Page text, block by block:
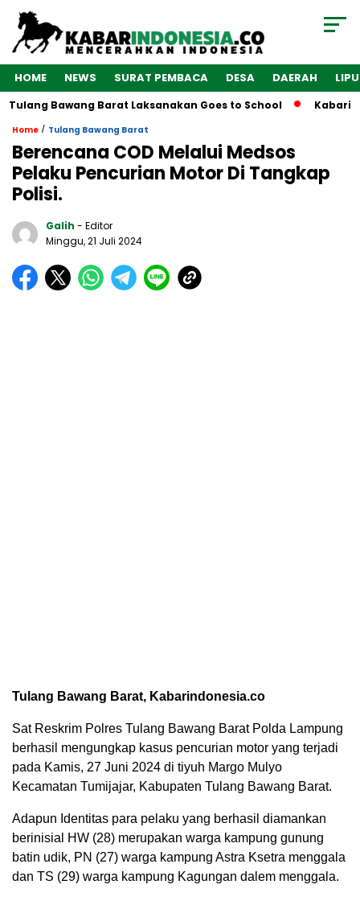
HOME NEWS SURAT PEMBACA DESA DAERAH
Bawang Barat Laksanakan Goes to School
Home / Tulang Bawang Barat
Berencana COD Melalui Medsos
Pelaku Pencurian Motor Di Tangkap
Polisi.
Galih - Editor
Minggu, 21 Juli 2024
Tulang Bawang Barat, Kabarindonesia.co
Sat Reskrim Polres Tulang Bawang Barat Polda Lampung
berhasil mengungkap kasus pencurian motor yang terjadi
pada Kamis, 27 Juni 2024 di tiyuh Margo Mulyo
Kecamatan Tumijajar, Kabupaten Tulang Bawang Barat.
Adapun Identitas para pelaku yang berhasil diamankan
berinisial HW (28) merupakan warga kampung gunung
batin udik, PN (27) warga kampung Astra Ksetra menggala
dan TS (29) warga kampung Kagungan dalem menggala.